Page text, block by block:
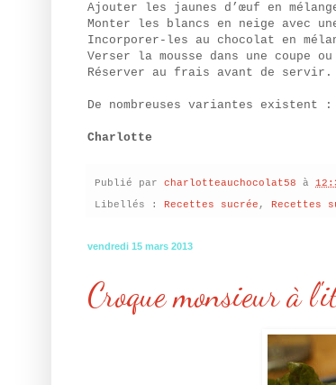
Ajouter les jaunes d’œuf en
Monter les blancs en neige avec
Incorporer-les au chocolat en
Verser la mousse dans une coupe
Réserver au frais avant de servir.
De nombreuses variantes
Charlotte
Publié par charlotteauchocolat58 à
Libellés : Recettes sucrée , Recettes
vendredi 15 mars 2013
Croque monsieur à